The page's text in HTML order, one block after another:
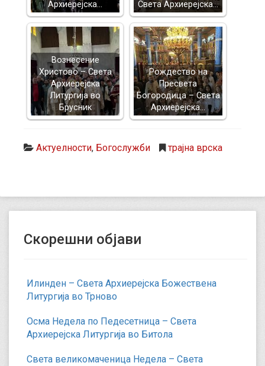
Архиерејска… Света Архиерејска…
Вознесение
Христово – Света
Архиерејска
Литургија во
Брусник
Рождество на
Пресвета
Богородица – Света
Архиерејска…
Актуелности, Богослужби трајна врска
Скорешни објави
Илинден – Света Архиерејска Божествена
Литургија во Трново
Осма Недела по Педесетница – Света
Архиерејска Литургија во Битола
Света великомаченица Недела – Света